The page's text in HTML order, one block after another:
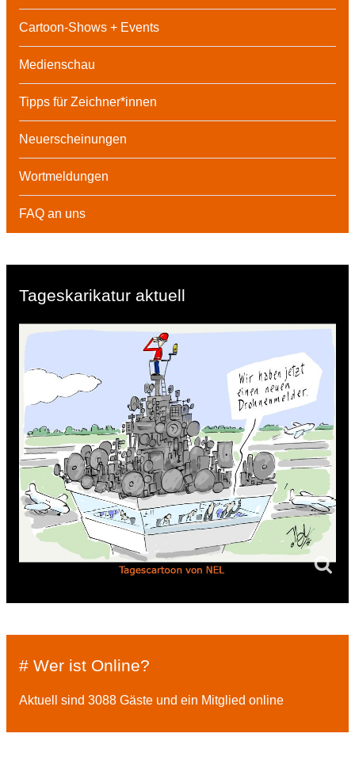
Cartoon-Shows + Events
Medienschau
Tipps für Zeichner*innen
Neuerscheinungen
Wortmeldungen
FAQ an uns
Tageskarikatur aktuell
# Wer ist Online?
Aktuell sind 3088 Gäste und ein Mitglied online